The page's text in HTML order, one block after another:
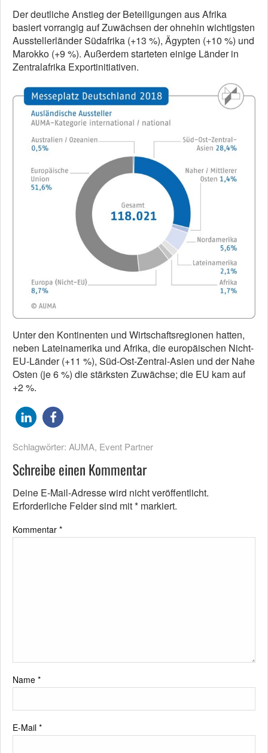
Der deutliche Anstieg der Beteiligungen aus Afrika
basiert vorrangig auf Zuwächsen der ohnehin wichtigsten
Ausstellerländer Südafrika (+13 %), Ägypten (+10 %) und
Marokko (+9 %). Außerdem starteten einige Länder in
Zentralafrika Exportinitiativen.
Unter den Kontinenten und Wirtschaftsregionen hatten,
neben Lateinamerika und Afrika, die europäischen Nicht-
EU-Länder (+11 %), Süd-Ost-Zentral-Asien und der Nahe
Osten (je 6 %) die stärksten Zuwächse; die EU kam auf
+2 %.
Schlagwörter: AUMA, Event Partner
Schreibe einen Kommentar
Deine E-Mail-Adresse wird nicht veröffentlicht.
Erforderliche Felder sind mit* markiert.
Kommentar *
Name *
E-Mail *